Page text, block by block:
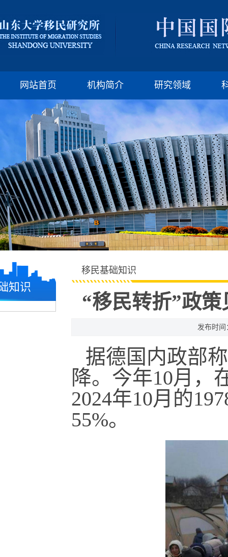
网站首页 机构简介 研究领域
知识
移民基础知识
“移民转折”政
发布时
据德国内政部
降。今年10月，
2024年10月的
55%。
版权所有：山东
邮编:250100 电话